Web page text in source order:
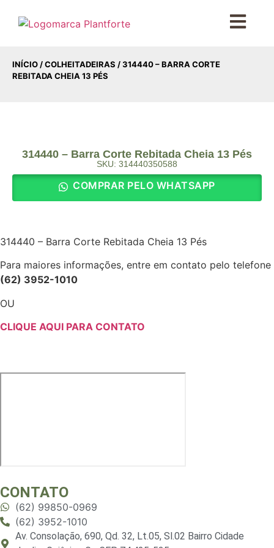
INÍCIO /COLHEITADEIRAS / 314440 – BARRA CORTE
REBITADA CHEIA 13 PÉS
314440 – Barra Corte Rebitada Cheia 13 Pés
SKU: 314440350588
COMPRAR PELO WHATSAPP
314440 – Barra Corte Rebitada Cheia 13 Pés
Para maiores informações, entre em contato pelo telefone
(62) 3952-1010
OU
CLIQUE AQUI PARA CONTATO
CONTATO
(62) 99850-0969
(62) 3952-1010
Av. Consolação, 690, Qd. 32, Lt.05, Sl.02 Bairro Cidade